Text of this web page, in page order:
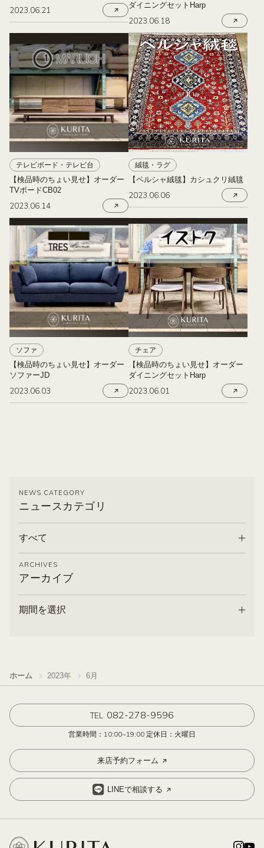
NEWS CATEGORY
ニュースカテゴリ
すべて
ARCHIVES
アーカイブ
期間を選択
2023.06.21
ダイニングセットHarp
2023.06.18
テレビボード・テレビ台
【検品時のちょい見せ】オーダー
TVボードCB02
2023.06.14
絨毯・ラグ
【ペルシャ絨毯】カシュクリ絨毯
2023.06.06
ソファ
【検品時のちょい見せ】オーダー
ソファーJD
2023.06.03
チェア
【検品時のちょい見せ】オーダー
ダイニングセットHarp
2023.06.01
ホーム 2023年 6月
TEL 082-278-9596
営業時間：10:00~19:00 定休日：火曜日
来店予約フォーム
LINEで相談する